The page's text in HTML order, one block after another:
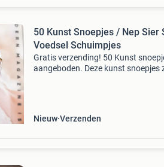
50 Kunst Snoepjes / Nep Sier
Voedsel Schuimpjes
Gratis verzending! 50 Kunst
aangeboden. Deze kunst snoepjes
Nieuw Verzenden